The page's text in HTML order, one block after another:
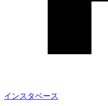
インスタベース